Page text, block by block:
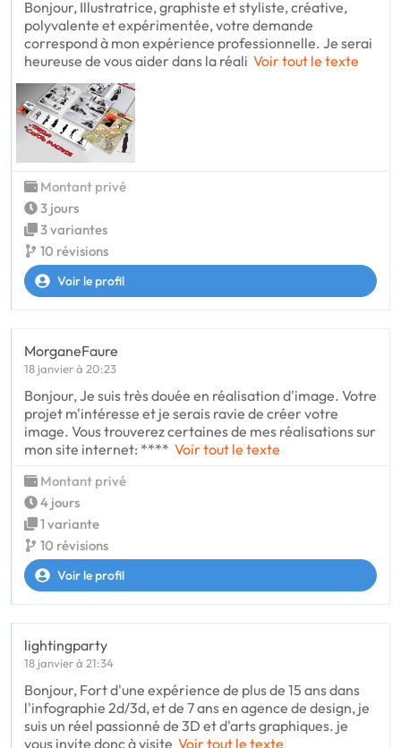
Bonjour, Illustratrice, graphiste et styliste, créative,
polyvalente et expérimentée, votre demande
correspond à mon expérience professionnelle. Je serai
heureuse de vous aider dans la réali Voir tout le texte
Montant privé
3 jours
3 variantes
10 révisions
Voir le profil
MorganeFaure
18 janvier à 20:23
Bonjour, Je suis très douée en réalisation d'image. Votre
projet m'intéresse et je serais ravie de créer votre
image. Vous trouverez certaines de mes réalisations sur
mon site internet: **** Voir tout le texte
Montant privé
4 jours
1 variante
10 révisions
Voir le profil
lightingparty
18 janvier à 21:34
Bonjour, Fort d'une expérience de plus de 15 ans dans
l'infographie 2d/3d, et de 7 ans en agence de design, je
suis un réel passionné de 3D et d'arts graphiques. je
vous invite donc à visite Voir tout le texte